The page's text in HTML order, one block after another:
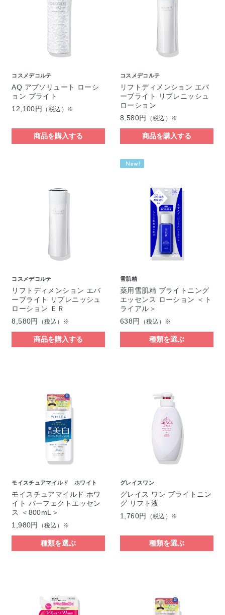
コスメデコルテ
AQ アブソリュート ローシ
ョン ブライト
12,100円 （税込）※
商品を購入する
コスメデコルテ
リフトディメンション エバ
ーブライト リプレニッシュ
ローション
8,580円
（税込）※
商品を購入する
コスメデコルテ
リフトディメンション エバ
ーブライト リプレニッシュ
ローション ＥＲ
8,580円
（税込）※
商品を購入する
雪肌精
薬用雪肌精 ブライトニング
エッセンス ローション ＜ト
ライアル＞
638円
（税込）※
種類を選ぶ
モイスチュアマイルド ホワイト
モイスチュアマイルド ホワ
イト パーフェクトエッセン
ス ＜800mL＞
1,980円
（税込）※
種類を選ぶ
グレイスワン
グレイス ワン ブライトニン
グ リフト液
1,760円
（税込）※
種類を選ぶ